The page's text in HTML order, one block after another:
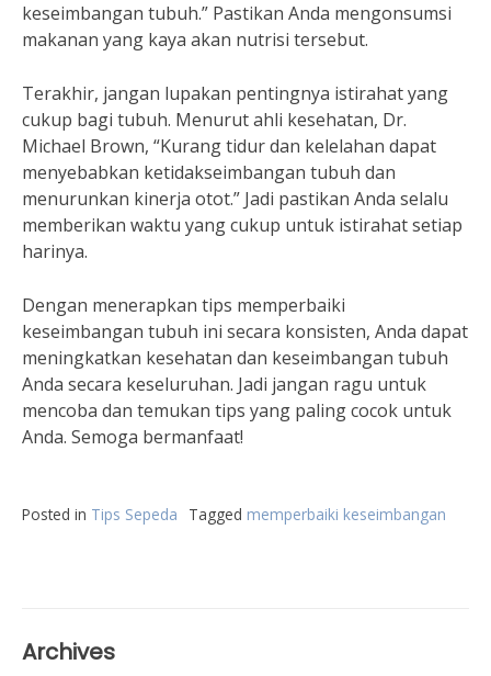
keseimbangan tubuh.” Pastikan Anda mengonsumsi
makanan yang kaya akan nutrisi tersebut.
Terakhir, jangan lupakan pentingnya istirahat yang
cukup bagi tubuh. Menurut ahli kesehatan, Dr.
Michael Brown, “Kurang tidur dan kelelahan dapat
menyebabkan ketidakseimbangan tubuh dan
menurunkan kinerja otot.” Jadi pastikan Anda selalu
memberikan waktu yang cukup untuk istirahat setiap
harinya.
Dengan menerapkan tips memperbaiki
keseimbangan tubuh ini secara konsisten, Anda dapat
meningkatkan kesehatan dan keseimbangan tubuh
Anda secara keseluruhan. Jadi jangan ragu untuk
mencoba dan temukan tips yang paling cocok untuk
Anda. Semoga bermanfaat!
Posted in Tips Sepeda Tagged memperbaiki keseimbangan
Archives